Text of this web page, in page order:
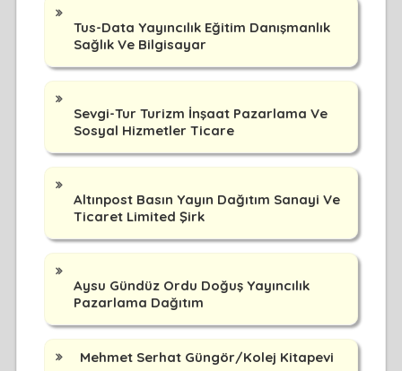
Tus-Data Yayıncılık Eğitim Danışmanlık
Sağlık Ve Bilgisayar
Sevgi-Tur Turizm İnşaat Pazarlama Ve
Sosyal Hizmetler Ticare
Altınpost Basın Yayın Dağıtım Sanayi Ve
Ticaret Limited Şirk
Aysu Gündüz Ordu Doğuş Yayıncılık
Pazarlama Dağıtım
Mehmet Serhat Güngör/Kolej Kitapevi